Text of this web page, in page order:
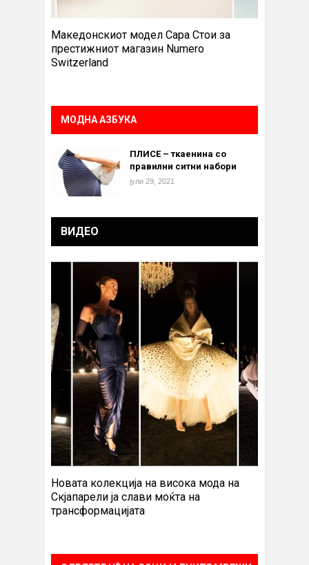
Македонскиот модел Сара Стои за
престижниот магазин Numero
Switzerland
МОДНА АЗБУКА
ПЛИСЕ – ткаенина со
правилни ситни набори
јули 29, 2021
ВИДЕО
Новата колекција на висока мода на
Скјапарели ја слави моќта на
трансформацијата